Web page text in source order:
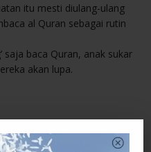
itu mesti diulang-ulang
al Quran sebagai rutin
saja baca Quran, anak sukar
akan lupa.
Quran, mereka cuba nak